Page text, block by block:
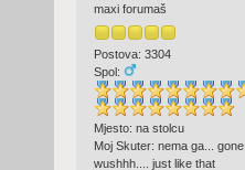
maxi forumaš
Postova: 3304
Spol:
Mjesto: na stolcu
Moj Skuter: nema ga... gone..
wushhh.... just like that